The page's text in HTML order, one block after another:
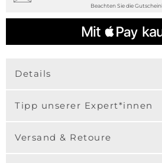
Beachten Sie die
Details
Tipp unserer Expert*innen
Versand & Retoure